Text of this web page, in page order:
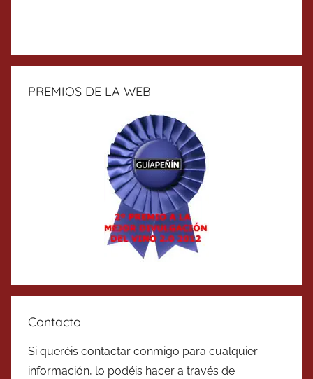
PREMIOS DE LA WEB
Contacto
Si queréis contactar conmigo para cualquier
información, lo podéis hacer a través de